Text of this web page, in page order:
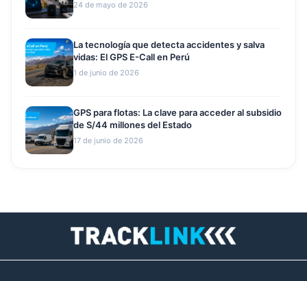
24 de mayo de 2026
La tecnología que detecta accidentes y salva
vidas: El GPS E-Call en Perú
1 de junio de 2026
GPS para flotas: La clave para acceder al subsidio
de S/44 millones del Estado
17 de junio de 2026